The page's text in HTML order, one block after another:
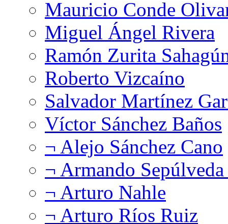
Mauricio Conde
Miguel Ángel Rivera
Ramón Zurita
Roberto Vizcaíno
Salvador Martínez
Víctor Sánchez Baños
¬ Alejo Sánchez Cano
¬ Armando
¬ Arturo Nahle
¬ Arturo Ríos Ruiz